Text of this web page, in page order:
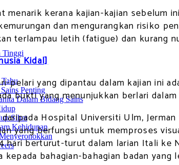
Tinggi
Penting
Dalam Bidang Sains
Sihat
Kehidupan
menarik kerana kajian-kajian
dan mengurangkan risiko
terlampau letih (fatigue) dan kurang
Kidal]
pelari yang dipantau dalam kajian ini
bukti yang menunjukkan berlari
Hospital Universiti Ulm,
yang berfungsi untuk memproses
hari berturut-turut dalam larian Itali
kepada bahagian-bahagian badan yang